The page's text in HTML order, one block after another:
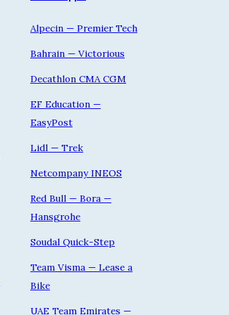
Alpecin — Premier Tech
Bahrain — Victorious
Decathlon CMA CGM
EF Education —
EasyPost
Lidl — Trek
Netcompany INEOS
Red Bull — Bora —
Hansgrohe
Soudal Quick-Step
Team Visma — Lease a
Bike
UAE Team Emirates —